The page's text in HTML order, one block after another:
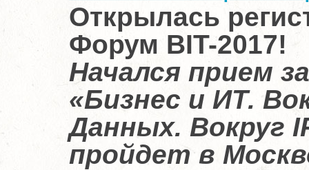
Открылась
Форум BIT-2017!
Начался прием
«Бизнес и ИТ.
Данных. Вокруг
пройдет в